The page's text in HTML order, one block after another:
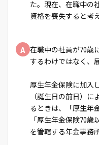
た。現在、在職中の
資格を喪失すると考
A
在職中の社員が70歳
するわけではなく、
厚生年金保険に加入
（誕生日の前日）に
るときは、「厚生年
「厚生年金保険70
を管轄する年金事務